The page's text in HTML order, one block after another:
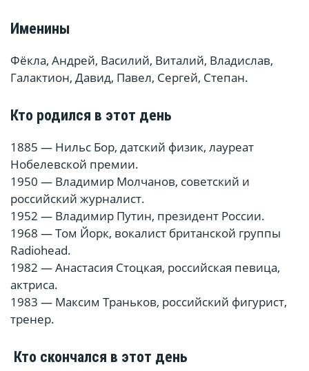
Именины
Фёкла, Андрей, Василий, Виталий, Владислав,
Галактион, Давид, Павел, Сергей, Степан.
Кто родился в этот день
1885 — Нильс Бор, датский физик, лауреат
Нобелевской премии.
1950 — Владимир Молчанов, советский и
российский журналист.
1952 — Владимир Путин, президент России.
1968 — Том Йорк, вокалист британской группы
Radiohead.
1982 — Анастасия Стоцкая, российская певица,
актриса.
1983 — Максим Траньков, российский фигурист,
тренер.
Кто скончался в этот день